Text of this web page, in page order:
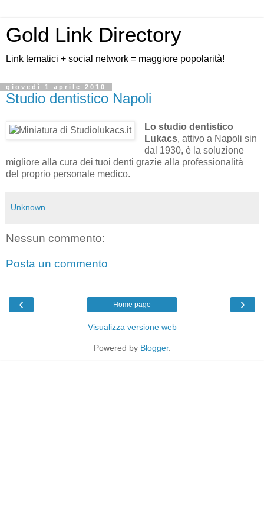
Gold Link Directory
Link tematici + social network = maggiore popolarità!
giovedì 1 aprile 2010
Studio dentistico Napoli
Lo studio dentistico
Lukacs, attivo a Napoli sin
dal 1930, è la soluzione
migliore alla cura dei tuoi denti grazie alla professionalità
del proprio personale medico.
Unknown
Nessun commento:
Posta un commento
‹ ›
Home page
Visualizza versione web
Powered by Blogger.